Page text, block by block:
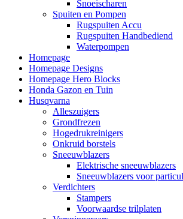
Snoeischaren
Spuiten en Pompen
Rugspuiten Accu
Rugspuiten Handbediend
Waterpompen
Homepage
Homepage Designs
Homepage Hero Blocks
Honda Gazon en Tuin
Husqvarna
Alleszuigers
Grondfrezen
Hogedrukreinigers
Onkruid borstels
Sneeuwblazers
Elektrische sneeuwblazers
Sneeuwblazers voor
Verdichters
Stampers
Voorwaardse trilplaten